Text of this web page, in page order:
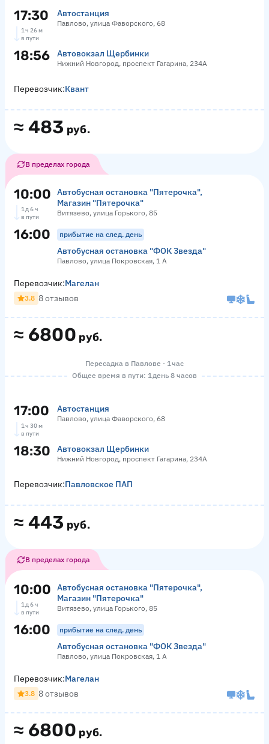
17:30 Автостанция
Павлово, улица Фаворского, 68
1 ч 26 м
в пути
18:56 Автовокзал Щербинки
Нижний Новгород, проспект Гагарина, 234А
≈ 483 руб.
Перевозчик:Квант
В пределах города
10:00
Автобусная остановка "Пятерочка",
Магазин "Пятерочка"
Витязево, улица Горького, 85
1 д 6 ч
в пути
16:00 прибытие на след. день
Автобусная остановка "ФОК Звезда"
Павлово, улица Покровская, 1 А
≈ 6800 руб.
Перевозчик:Магелан
3.8 8 отзывов
Пересадка в Павлове · 1 час
Общее время в пути: 1 день 8 часов
17:00 Автостанция
Павлово, улица Фаворского, 68
1 ч 30 м
в пути
18:30 Автовокзал Щербинки
Нижний Новгород, проспект Гагарина, 234А
≈ 443 руб.
Перевозчик:Павловское ПАП
В пределах города
10:00
Автобусная остановка "Пятерочка",
Магазин "Пятерочка"
Витязево, улица Горького, 85
1 д 6 ч
в пути
16:00 прибытие на след. день
Автобусная остановка "ФОК Звезда"
Павлово, улица Покровская, 1 А
≈ 6800 руб.
Перевозчик:Магелан
3.8 8 отзывов